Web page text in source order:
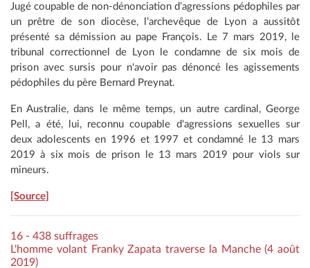
Jugé coupable de non-dénonciation d’agressions pédophiles par
un prêtre de son diocèse, l’archevêque de Lyon a aussitôt
présenté sa démission au pape François. Le 7 mars 2019, le
tribunal correctionnel de Lyon le condamne de six mois de
prison avec sursis pour n'avoir pas dénoncé les agissements
pédophiles du père Bernard Preynat.
En Australie, dans le même temps, un autre cardinal, George
Pell, a été, lui, reconnu coupable d'agressions sexuelles sur
deux adolescents en 1996 et 1997 et condamné le 13 mars
2019 à six mois de prison le 13 mars 2019 pour viols sur
mineurs.
[Source]
16 - 438 suffrages
L'homme volant Franky Zapata traverse la Manche (4 août
2019)